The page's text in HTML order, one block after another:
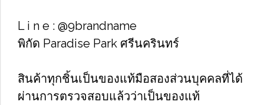
L i n e : @9brandname
พิกัด Paradise Park ศรีนครินทร์
สินค้าทุกชิ้นเป็นของแท้มือสองส่วนบุคคลที่ได้
ผ่านการตรวจสอบแล้วว่าเป็นของแท้